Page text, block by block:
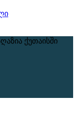
ქუთაისში